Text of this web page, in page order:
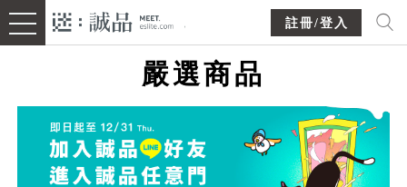
註冊/登入
嚴選商品